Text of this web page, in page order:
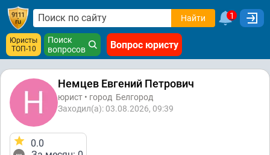
Найти 1
Юристы
ТОП-10
Поиск
вопросов
Вопрос юристу
Немцев Евгений Петрович
юрист • город Белгород
Заходил(а): 03.08.2026, 09:39
0.0